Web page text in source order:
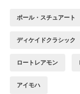
ポール・スチュアート
ディケイドクラシック
ロートレアモン
アイモハ